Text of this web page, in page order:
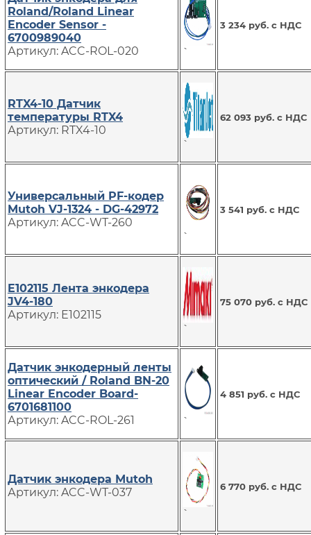
Roland/Roland Linear
Encoder Sensor -
6700989040
Артикул: ACC-ROL-020
`
3 234 руб. с НДС
RTX4-10 Датчик
температуры RTX4
Артикул: RTX4-10
`
62 093 руб. с НДС
Универсальный PF-кодер
Mutoh VJ-1324 - DG-42972
Артикул: ACC-WT-260
`
3 541 руб. с НДС
E102115 Лента энкодера
JV4-180
Артикул: E102115
`
75 070 руб. с НДС
Датчик энкодерный ленты
оптический / Roland BN-20
Linear Encoder Board-
6701681100
Артикул: ACC-ROL-261
`
4 851 руб. с НДС
Датчик энкодера Mutoh
Артикул: ACC-WT-037
`
6 770 руб. с НДС